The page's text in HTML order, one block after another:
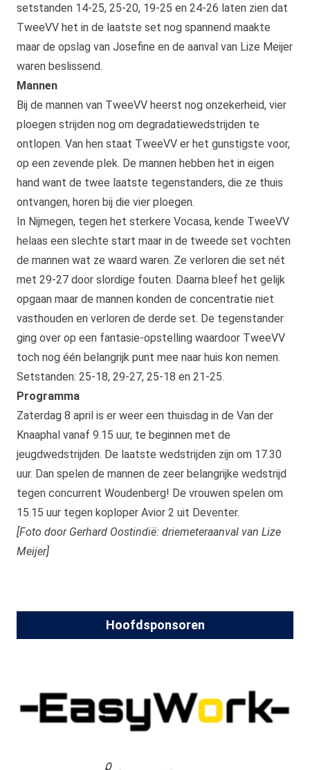
setstanden 14-25, 25-20, 19-25 en 24-26 laten zien dat
TweeVV het in de laatste set nog spannend maakte
maar de opslag van Josefine en de aanval van Lize Meijer
waren beslissend.
Mannen
Bij de mannen van TweeVV heerst nog onzekerheid, vier
ploegen strijden nog om degradatiewedstrijden te
ontlopen. Van hen staat TweeVV er het gunstigste voor,
op een zevende plek. De mannen hebben het in eigen
hand want de twee laatste tegenstanders, die ze thuis
ontvangen, horen bij die vier ploegen.
In Nijmegen, tegen het sterkere Vocasa, kende TweeVV
helaas een slechte start maar in de tweede set vochten
de mannen wat ze waard waren. Ze verloren die set nét
met 29-27 door slordige fouten. Daarna bleef het gelijk
opgaan maar de mannen konden de concentratie niet
vasthouden en verloren de derde set. De tegenstander
ging over op een fantasie-opstelling waardoor TweeVV
toch nog één belangrijk punt mee naar huis kon nemen.
Setstanden: 25-18, 29-27, 25-18 en 21-25.
Programma
Zaterdag 8 april is er weer een thuisdag in de Van der
Knaaphal vanaf 9.15 uur, te beginnen met de
jeugdwedstrijden. De laatste wedstrijden zijn om 17.30
uur. Dan spelen de mannen de zeer belangrijke wedstrijd
tegen concurrent Woudenberg! De vrouwen spelen om
15.15 uur tegen koploper Avior 2 uit Deventer.
[Foto door Gerhard Oostindië: driemeteraanval van Lize
Meijer]
Hoofdsponsoren